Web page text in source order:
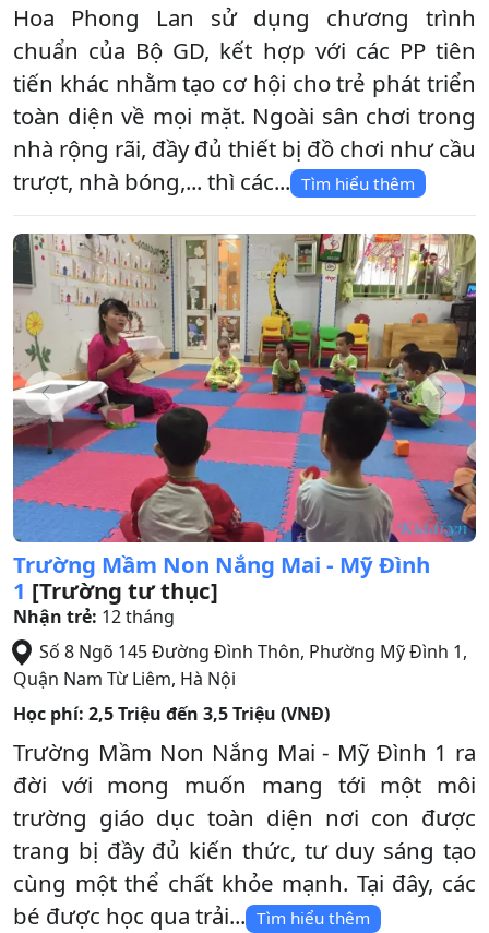
Hoa Phong Lan sử dụng chương trình
chuẩn của Bộ GD, kết hợp với các PP tiên
tiến khác nhằm tạo cơ hội cho trẻ phát triển
toàn diện về mọi mặt. Ngoài sân chơi trong
nhà rộng rãi, đầy đủ thiết bị đồ chơi như cầu
trượt, nhà bóng,... thì các... Tìm hiểu thêm
Trường Mầm Non Nắng Mai - Mỹ Đình
1 [Trường tư thục]
Nhận trẻ: 12 tháng
Số 8 Ngõ 145 Đường Đình Thôn, Phường Mỹ Đình 1,
Quận Nam Từ Liêm, Hà Nội
Học phí: 2,5 Triệu đến 3,5 Triệu (VNĐ)
Trường Mầm Non Nắng Mai - Mỹ Đình 1 ra
đời với mong muốn mang tới một môi
trường giáo dục toàn diện nơi con được
trang bị đầy đủ kiến thức, tư duy sáng tạo
cùng một thể chất khỏe mạnh. Tại đây, các
bé được học qua trải... Tìm hiểu thêm